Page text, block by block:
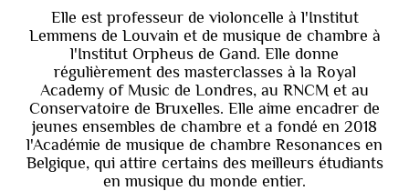
Elle est professeur de violoncelle à l'Institut
Lemmens de Louvain et de musique de chambre à
l'Institut Orpheus de Gand. Elle donne
régulièrement des masterclasses à la Royal
Academy of Music de Londres, au RNCM et au
Conservatoire de Bruxelles. Elle aime encadrer de
jeunes ensembles de chambre et a fondé en 2018
l'Académie de musique de chambre Resonances en
Belgique, qui attire certains des meilleurs étudiants
en musique du monde entier.